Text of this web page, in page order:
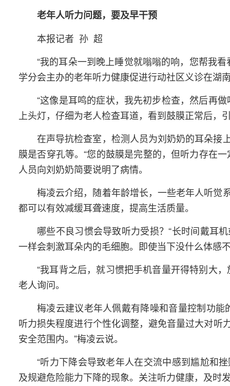
老年人听力问题，要及早干预
本报记者 孙 超
“我的耳朵一到晚上睡觉就嗡嗡的响，您帮我
学分会主办的老年听力健康促进行动社区义诊在湖
“这像是耳鸣的症状，我先初步检查，然后再
上头灯，仔细为老人检查耳道，看到鼓膜正常后，
在声导抗检查室，检测人员为刘奶奶的耳朵接
膜是否穿孔等。“您的鼓膜是完整的，但听力存在
人员向刘奶奶简要说明了病情。
梅凌云介绍，随着年龄增长，一些老年人听觉
都可以有效减缓耳聋速度，提高生活质量。
哪些不良习惯会导致听力受损？“长时间戴耳
一样会刺激耳朵内的毛细胞。即使当下没什么体感
“我耳背之后，就习惯把手机音量开得特别大
老人询问。
梅凌云建议老年人佩戴有降噪和音量控制功
听力损失程度进行个性化调整，避免音量过大对
安全范围内。”梅凌云说。
“听力下降会导致老年人在交流中感到尴尬和
及规避危险能力下降的现象。关注听力健康，及时